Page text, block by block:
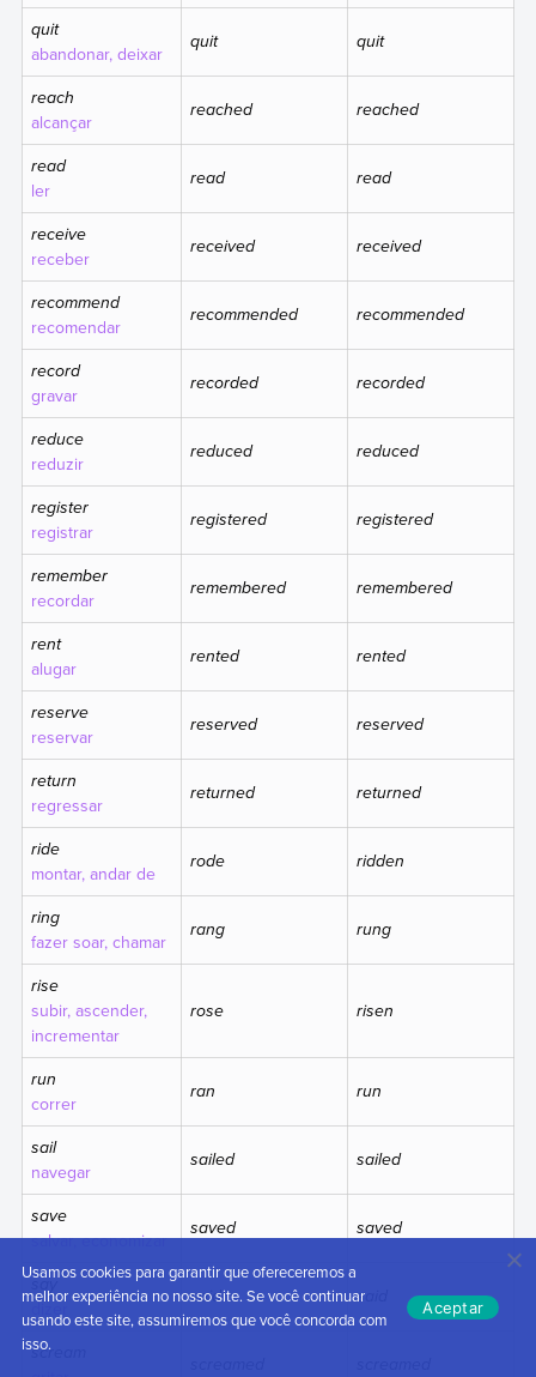
quit
abandonar, deixar quit quit
reach
alcançar reached reached
read
ler read read
receive
receber received received
recommend
recomendar recommended recommended
record
gravar recorded recorded
reduce
reduzir reduced reduced
register
registrar registered registered
remember
recordar remembered remembered
rent
alugar rented rented
reserve
reservar reserved reserved
return
regressar returned returned
ride
montar, andar de rode ridden
ring
fazer soar, chamar rang rung
rise
subir, ascender,
incrementar
rose risen
run
correr ran run
sail
navegar sailed sailed
save
salvar, economizar saved saved
say
dizer said said
scream
Usamos cookies para garantir que ofereceremos a
melhor experiência no nosso site. Se você continuar
usando este site, assumiremos que você concorda com
isso.
Aceptar